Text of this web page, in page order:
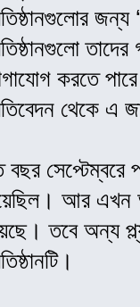
জন্য
করতে
থেকে এ
সেপ্টেম্বরে
আর এখন
তবে অন্য